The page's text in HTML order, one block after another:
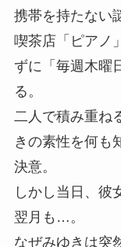
携帯を持たない
喫茶店「ピアノ
ずに「毎週木曜
る。
二人で積み重ね
きの素性を何も
決意。
しかし当日、彼
翌月も…。
なぜみゆきは突